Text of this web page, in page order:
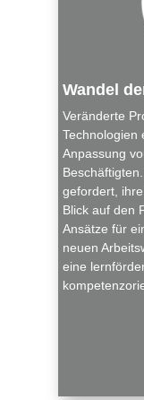
Wandel
Veränderte
Technologien
Anpassung
gefordert,
Blick auf den
Ansätze für
neuen
eine